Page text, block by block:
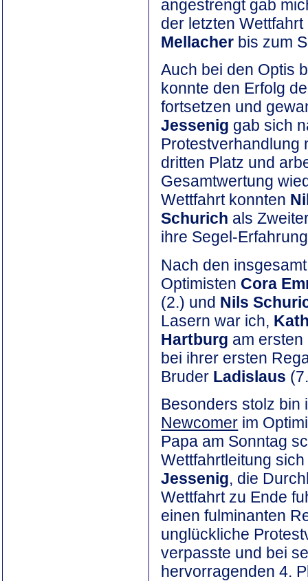
angestrengt gab
der letzten
Mellacher bis zum
Auch bei den Optis
konnte den Erfolg
fortsetzen und
Jessenig gab sich
Protestverhandlung
dritten Platz und
Gesamtwertung
Wettfahrt konnten
Schurich als
ihre Segel-
Nach den
Optimisten Cora
(2.) und Nils
Lasern war ich,
Hartburg am ersten
bei ihrer ersten
Bruder Ladislaus
Besonders stolz bin
Newcomer im
Papa am Sonntag
Wettfahrtleitung
Jessenig, die
Wettfahrt zu Ende
einen fulminanten
unglückliche
verpasste und bei
hervorragenden 4.